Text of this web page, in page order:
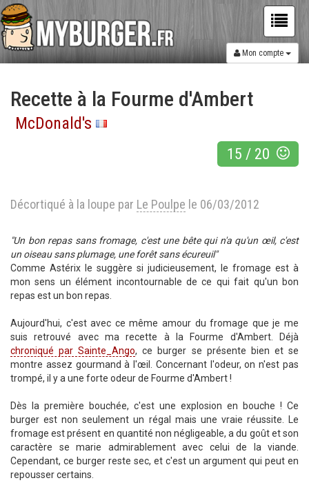
Mon compte
Recette à la Fourme d'Ambert
McDonald's
15 / 20
Décortiqué à la loupe par Le Poulpe le 06/03/2012
"Un bon repas sans fromage, c'est une bête qui n'a qu'un œil, c'est
un oiseau sans plumage, une forêt sans écureuil"
Comme Astérix le suggère si judicieusement, le fromage est à
mon sens un élément incontournable de ce qui fait qu'un bon
repas est un bon repas.
Aujourd'hui, c'est avec ce même amour du fromage que je me
suis retrouvé avec ma recette à la Fourme d'Ambert. Déjà
chroniqué par Sainte_Ango, ce burger se présente bien et se
montre assez gourmand à l'œil. Concernant l'odeur, on n'est pas
trompé, il y a une forte odeur de Fourme d'Ambert !
Dès la première bouchée, c'est une explosion en bouche ! Ce
burger est non seulement un régal mais une vraie réussite. Le
fromage est présent en quantité non négligeable, a du goût et son
caractère se marie admirablement avec celui de la viande.
Cependant, ce burger reste sec, et c'est un argument qui peut en
repousser certains.